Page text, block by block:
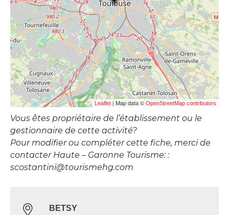
Leaflet | Map data © OpenStreetMap contributors
Vous êtes propriétaire de l’établissement ou le
gestionnaire de cette activité?
Pour modifier ou compléter cette fiche, merci de
contacter Haute – Garonne Tourisme: :
scostantini@tourismehg.com
BETSY